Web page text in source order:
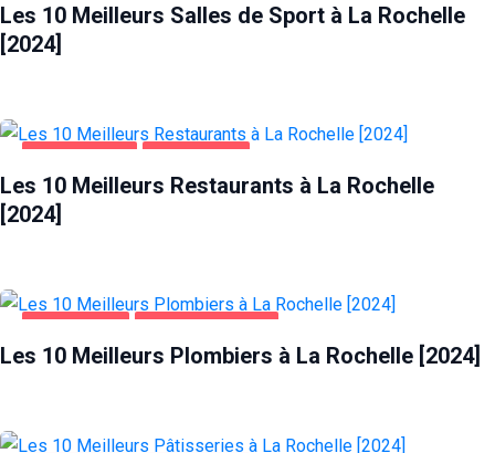
Les 10 Meilleurs Salles de Sport à La Rochelle
[2024]
Les 10 Meilleurs Restaurants à La Rochelle
[2024]
Les 10 Meilleurs Plombiers à La Rochelle [2024]